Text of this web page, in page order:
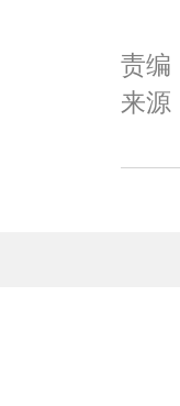
（
责编
来源